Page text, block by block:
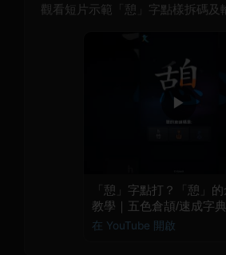
觀看短片示範「憩」字點樣拆碼及
▶
「憩」字點打？「憩」
教學｜五色倉頡/速成字典
在 YouTube 開啟